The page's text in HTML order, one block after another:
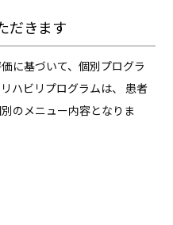
だきます
に基づいて、個別プログラ
ハビリプログラムは、 患者
のメニュー内容となりま